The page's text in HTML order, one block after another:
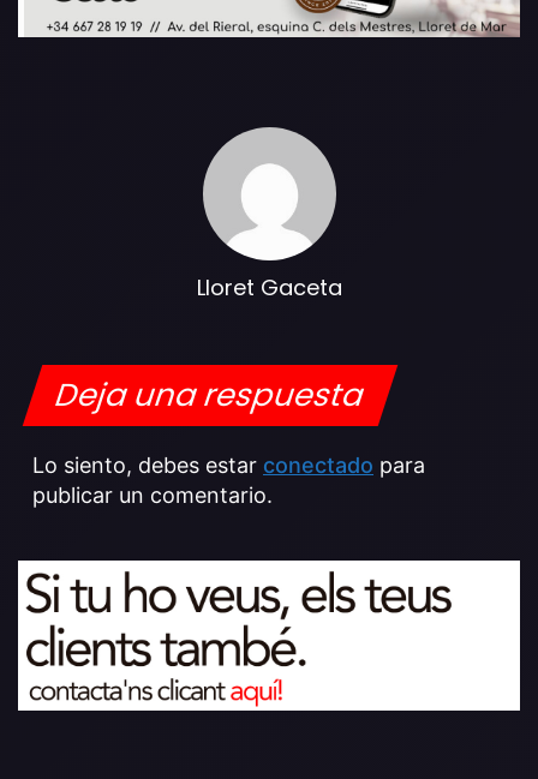
Lloret Gaceta
Deja una respuesta
Lo siento, debes estar conectado para
publicar un comentario.